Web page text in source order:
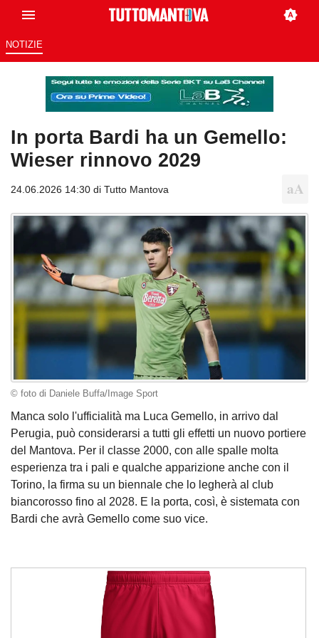
NOTIZIE
In porta Bardi ha un Gemello:
Wieser rinnovo 2029
24.06.2026 14:30 di Tutto Mantova
© foto di Daniele Buffa/Image Sport
Manca solo l'ufficialità ma Luca Gemello, in arrivo dal
Perugia, può considerarsi a tutti gli effetti un nuovo portiere
del Mantova. Per il classe 2000, con alle spalle molta
esperienza tra i pali e qualche apparizione anche con il
Torino, la firma su un biennale che lo legherà al club
biancorosso fino al 2028. E la porta, così, è sistemata con
Bardi che avrà Gemello come suo vice.